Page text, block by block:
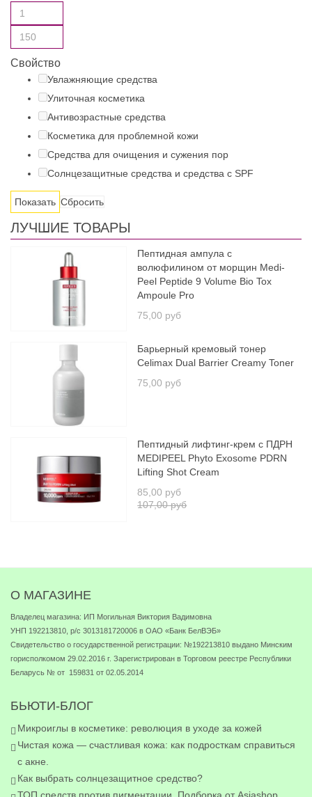
Свойство
Увлажняющие средства
Улиточная косметика
Антивозрастные средства
Косметика для проблемной кожи
Средства для очищения и сужения пор
Солнцезащитные средства и средства с SPF
Сбросить
ЛУЧШИЕ ТОВАРЫ
Пептидная ампула с
волюфилином от морщин Medi-
Peel Peptide 9 Volume Bio Tox
Ampoule Pro
75,00 руб
Барьерный кремовый тонер
Celimax Dual Barrier Creamy Toner
75,00 руб
Пептидный лифтинг-крем с ПДРН
MEDIPEEL Phyto Exosome PDRN
Lifting Shot Cream
107,00 руб
85,00 руб
О МАГАЗИНЕ
Владелец магазина: ИП Могильная Виктория Вадимовна
УНП 192213810, р/с 3013181720006 в ОАО «Банк БелВЭБ»
Свидетельство о государственной регистрации: №192213810 выдано Минским
горисполкомом 29.02.2016 г. Зарегистрирован в Торговом реестре Республики
Беларусь № от 159831 от 02.05.2014
БЬЮТИ-БЛОГ
Микроиглы в косметике: революция в уходе за кожей
Чистая кожа — счастливая кожа: как подросткам справиться
с акне.
Как выбрать солнцезащитное средство?